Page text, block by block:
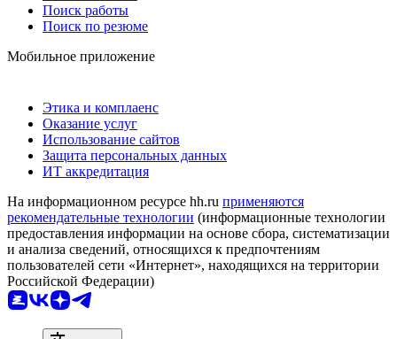
Поиск работы
Поиск по резюме
Мобильное приложение
Этика и комплаенс
Оказание услуг
Использование сайтов
Защита персональных данных
ИТ аккредитация
На информационном ресурсе hh.ru применяются
рекомендательные технологии (информационные технологии
предоставления информации на основе сбора, систематизации
и анализа сведений, относящихся к предпочтениям
пользователей сети «Интернет», находящихся на территории
Российской Федерации)